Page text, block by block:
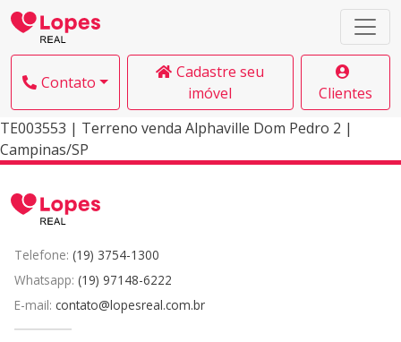
Contato
Cadastre seu
imóvel
Clientes
TE003553 | Terreno venda Alphaville Dom Pedro 2 |
Campinas/SP
Telefone: (19) 3754-1300
Whatsapp: (19) 97148-6222
E-mail: contato@lopesreal.com.br